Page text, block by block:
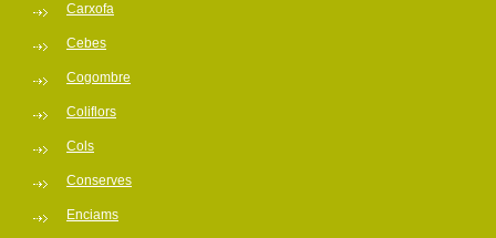
Carxofa
Cebes
Cogombre
Coliflors
Cols
Conserves
Enciams